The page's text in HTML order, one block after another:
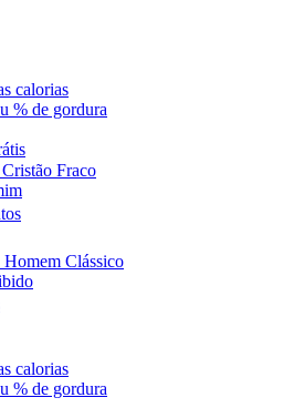
calorias
% de gordura
Fraco
Clássico
calorias
% de gordura